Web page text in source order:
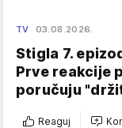
TV 03.08.2026.
Stigla 7.
Prve reakcije
poručuju
Reaguj